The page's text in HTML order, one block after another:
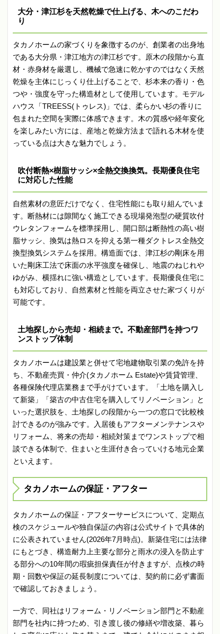
大分・津江杉を天然乾燥で仕上げる、木へのこだわ
り
タカノホームの家づくりを象徴するのが、創業者の出身地
である大分県・津江地方の津江杉です。原木の段階から直
材・赤身材を厳選し、機械で急速に乾かすのではなく天然
乾燥を主体にじっくり仕上げることで、杉本来の香り・色
つや・強度を守った構造材として使用しています。モデル
ハウス「TREESS(トゥレス)」では、柔らかい杉の香りに
包まれた空間を実際に体感できます。木の質感や経年変化
を楽しみたい方には、産地と乾燥方法まで語れる木材を使
っている点は大きな魅力でしょう。
吹付断熱×樹脂サッシ×全熱交換換気。長期優良住宅
に対応した性能
自然素材の意匠だけでなく、住宅性能にも取り組んでいま
す。断熱材には隙間なく施工できる現場発泡型の硬質吹付
ウレタンフォームを標準採用し、開口部は断熱性の高い樹
脂サッシ、換気は熱ロスを抑える第一種ダクトレス全熱交
換型換気システムを採用。構造面では、津江杉の剛床を用
いた剛床工法で床面の水平強度を確保し、地震のねじれや
ゆがみ、横揺れに強い構造としています。長期優良住宅に
も対応しており、自然素材と性能を両立させた家づくりが
可能です。
土地探しから売却・相続まで。不動産部門を持つワ
ンストップ体制
タカノホームは建設業と併せて宅地建物取引業の免許を持
ち、不動産売買・仲介(タカノホーム Estate)や賃貸管理、
各種保険代理店業務まで手がけています。「土地を購入し
て新築」「築古の中古住宅を購入してリノベーション」と
いった選択肢を、土地探しの段階から一つの窓口で比較検
討できるのが強みです。入居後もアフターメンテナンスや
リフォーム、将来の売却・相続対策までワンストップで相
談できる体制で、住まいと生涯付き合っていける地元企業
といえます。
タカノホームの保証・アフター
タカノホームの保証・アフターサービスについて、定期点
検のスケジュールや独自保証の内容は公式サイトで具体的
に公表されていません(2026年7月時点)。新築住宅には法律
にもとづき、構造耐力上主要な部分と雨水の浸入を防止す
る部分への10年間の瑕疵担保責任が付きますが、点検の時
期・回数や保証の延長制度については、契約前に必ず書面
で確認しておきましょう。
一方で、同社はリフォーム・リノベーション部門と不動産
部門を社内に持つため、引き渡し後の修繕や増改築、暮ら